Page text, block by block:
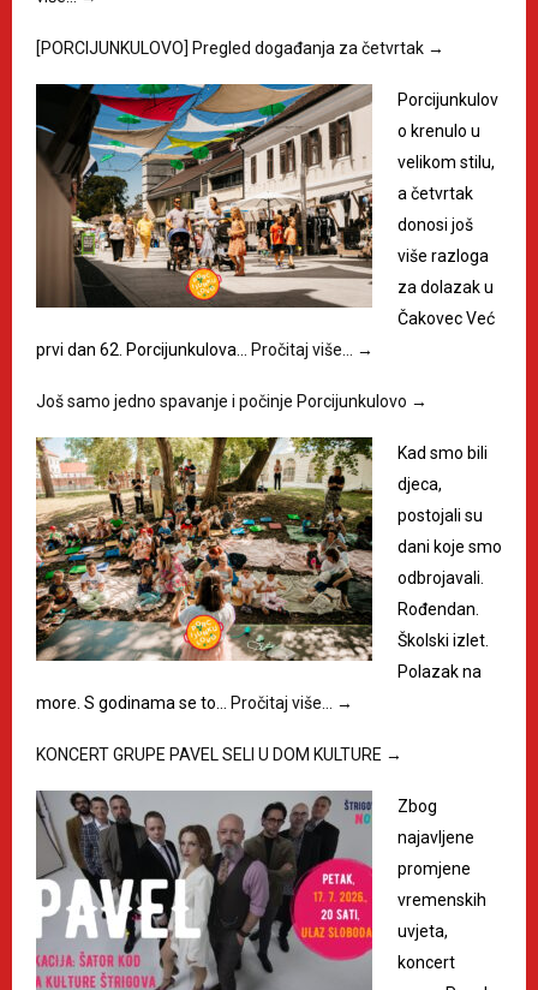
[PORCIJUNKULOVO] Pregled događanja za četvrtak →
Porcijunkulov
o krenulo u
velikom stilu,
a četvrtak
donosi još
više razloga
za dolazak u
Čakovec Već
prvi dan 62. Porcijunkulova…
Pročitaj više… →
Još samo jedno spavanje i počinje Porcijunkulovo →
Kad smo bili
djeca,
postojali su
dani koje smo
odbrojavali.
Rođendan.
Školski izlet.
Polazak na
more. S godinama se to…
Pročitaj više… →
KONCERT GRUPE PAVEL SELI U DOM KULTURE →
Zbog
najavljene
promjene
vremenskih
uvjeta,
koncert